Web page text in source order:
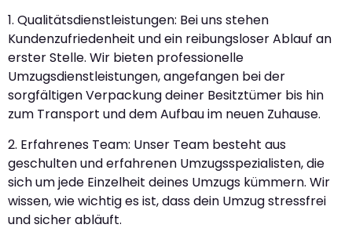
1. Qualitätsdienstleistungen: Bei uns stehen
Kundenzufriedenheit und ein reibungsloser Ablauf an
erster Stelle. Wir bieten professionelle
Umzugsdienstleistungen, angefangen bei der
sorgfältigen Verpackung deiner Besitztümer bis hin
zum Transport und dem Aufbau im neuen Zuhause.
2. Erfahrenes Team: Unser Team besteht aus
geschulten und erfahrenen Umzugsspezialisten, die
sich um jede Einzelheit deines Umzugs kümmern. Wir
wissen, wie wichtig es ist, dass dein Umzug stressfrei
und sicher abläuft.